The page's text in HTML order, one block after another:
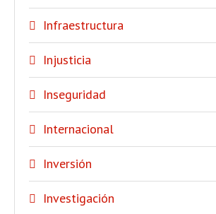
Infraestructura
Injusticia
Inseguridad
Internacional
Inversión
Investigación